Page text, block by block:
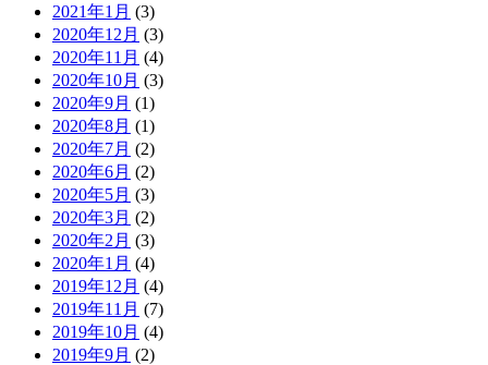
2021年1月 (3)
2020年12月 (3)
2020年11月 (4)
2020年10月 (3)
2020年9月 (1)
2020年8月 (1)
2020年7月 (2)
2020年6月 (2)
2020年5月 (3)
2020年3月 (2)
2020年2月 (3)
2020年1月 (4)
2019年12月 (4)
2019年11月 (7)
2019年10月 (4)
2019年9月 (2)